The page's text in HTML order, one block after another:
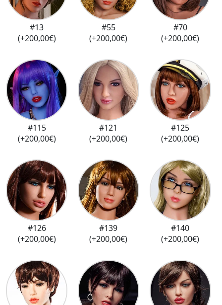
#13
(+200,00€)
#55
(+200,00€)
#70
(+200,00€)
#115
(+200,00€)
#121
(+200,00€)
#125
(+200,00€)
#126
(+200,00€)
#139
(+200,00€)
#140
(+200,00€)